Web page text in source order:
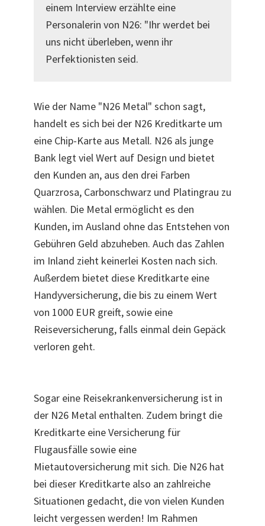
einem Interview erzählte eine
Personalerin von N26: "Ihr werdet bei
uns nicht überleben, wenn ihr
Perfektionisten seid.
Wie der Name "N26 Metal" schon sagt,
handelt es sich bei der N26 Kreditkarte um
eine Chip-Karte aus Metall. N26 als junge
Bank legt viel Wert auf Design und bietet
den Kunden an, aus den drei Farben
Quarzrosa, Carbonschwarz und Platingrau zu
wählen. Die Metal ermöglicht es den
Kunden, im Ausland ohne das Entstehen von
Gebühren Geld abzuheben. Auch das Zahlen
im Inland zieht keinerlei Kosten nach sich.
Außerdem bietet diese Kreditkarte eine
Handyversicherung, die bis zu einem Wert
von 1000 EUR greift, sowie eine
Reiseversicherung, falls einmal dein Gepäck
verloren geht.
Sogar eine Reisekrankenversicherung ist in
der N26 Metal enthalten. Zudem bringt die
Kreditkarte eine Versicherung für
Flugausfälle sowie eine
Mietautoversicherung mit sich. Die N26 hat
bei dieser Kreditkarte also an zahlreiche
Situationen gedacht, die von vielen Kunden
leicht vergessen werden! Im Rahmen